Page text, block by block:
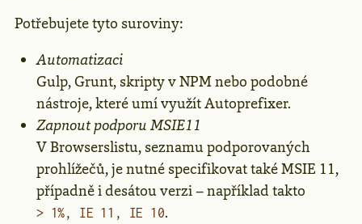
Potřebujete tyto suroviny:
Automatizaci
Gulp, Grunt, skripty v NPM nebo podobné
nástroje, které umí využít Autoprefixer.
Zapnout podporu MSIE11
V Browserslistu, seznamu podporovaných
prohlížečů, je nutné specifikovat také MSIE 11,
případně i desátou verzi – například takto
> 1%, IE 11, IE 10.